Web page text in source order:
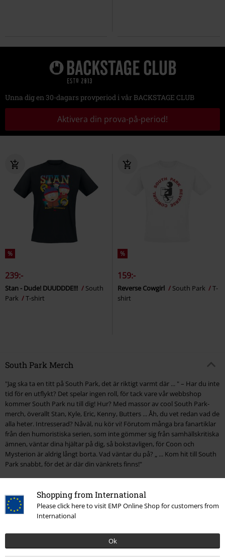
Shopping from International
Please click here to visit EMP Online Shop for customers from
International
Ok
Unna dig en 30-dagars provperiod i vår BACKSTAGE CLUB
Aktivera din prova-på-period!
%
239:-
Stan - Dude! DUUDDDE!!!
South
Park
T-shirt
%
159:-
Reverse Cowgirl South Park
T-
shirt
South Park Merch
"Jag ska ta en titt på South Park, det är riktigt varmt där ... " – Har du inte
tid för en utflykt? Det spelar ingen roll, för tack vare vår webbshop
kommer South Park nu till dig! Hur? Med massor av cool South Park-
merch, överallt Stan, Kyle, Eric, Kenny, Butters ... Åh, du vet redan vad de
alla heter. Intresserad? Nåväl, nu kör vi! Förutom många bra fanartiklar
från den humoristiska serien, som inte gömmer sig från samhällskritiska
ämnen, väntar dina hjältar på dig, så bokstavligen, för Coon och
Mysterion är aldrig långt borta. Vad väntar du på? „ ... Kom hit till South
Park snabbt, för det är där din vänkrets finns!"
Berättelserna från South Park har flimrat över TV-skärmarna sedan 1997
och får fortfarande miljontals tittare att skratta idag. Ingen politisk
välkända serier och filmer erbjuder också karaktärer som gillar att gå
vilse i South Park eller följa med på Stans, Kyles, Erics och Kennys